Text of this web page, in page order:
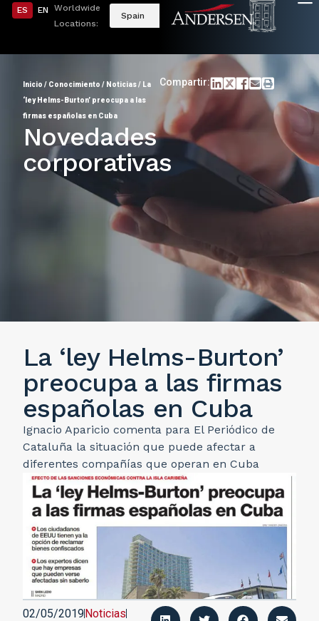
ES EN
Worldwide
Locations:
Spain
Inicio / Conocimiento / Noticias/ La
‘ley Helms-Burton’ preocupa a las
firmas españolas en Cuba
Compartir:
Novedades
corporativas
La ‘ley Helms-Burton’
preocupa a las firmas
españolas en Cuba
Ignacio Aparicio comenta para El Periódico de
Cataluña la situación que puede afectar a
diferentes compañías que operan en Cuba
02/05/2019Noticias